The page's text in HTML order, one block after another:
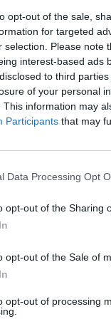
opt-out of the sale,
for targeted
selection. Please note
interest-based ads
to third
of your personal
This information may
Participants that may
Data Processing Opt
opt-out of the Sharing
opt-out of the Sale of
opt-out of processing
los cierres no
a ver si veis algo.
regularmente.